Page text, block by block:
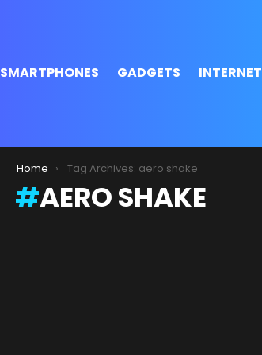
SMARTPHONES GADGETS INTERNET
Home Tag Archives: aero shake
AERO SHAKE